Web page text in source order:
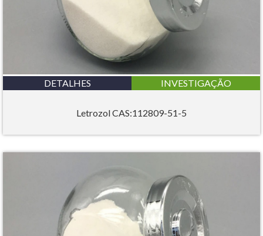
DETALHES INVESTIGAÇÃO
Letrozol CAS:112809-51-5